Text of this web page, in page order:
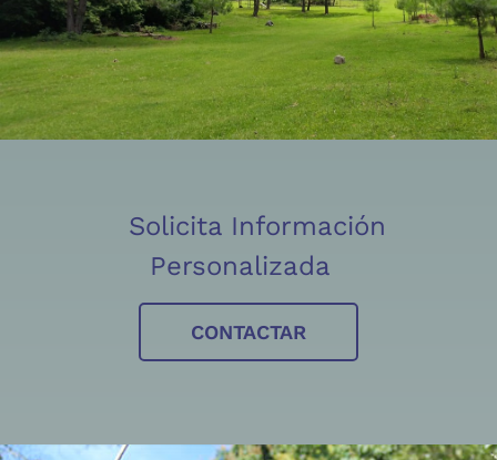
Solicita Información
Personalizada
CONTACTAR